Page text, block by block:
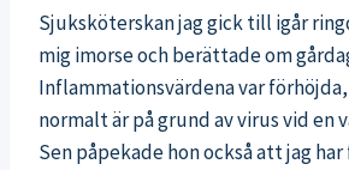
Sjuksköterskan jag gick till igår
mig imorse och berättade om
Inflammationsvärdena var
normalt är på grund av virus vid en
Sen påpekade hon också att jag har